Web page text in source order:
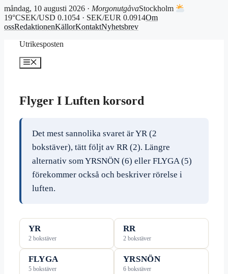
måndag, 10 augusti 2026 · MorgonutgåvaStockholm
19°CSEK/USD 0.1054 · SEK/EUR 0.0914Om
ossRedaktionenKällorKontaktNyhetsbrev
Utrikesposten
Meny
Flyger I Luften korsord
Det mest sannolika svaret är YR (2
bokstäver), tätt följt av RR (2). Längre
alternativ som YRSNÖN (6) eller FLYGA (5)
förekommer också och beskriver rörelse i
luften.
YR
2 bokstäver
RR
2 bokstäver
FLYGA
5 bokstäver
YRSNÖN
6 bokstäver